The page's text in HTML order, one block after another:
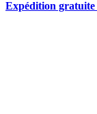
Expédition gratuite